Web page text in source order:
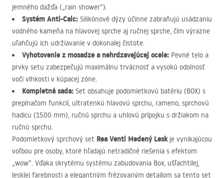
jemného dažďa („rain shower”).
Systém Anti-Calc: Silikónové dýzy účinne zabraňujú usádzaniu
vodného kameňa na hlavovej sprche aj ručnej sprche, čím výrazne
uľahčujú ich udržiavanie v dokonalej čistote.
Vyhotovenie z mosadze a nehrdzavejúcej ocele: Pevné telo a
prvky setu zabezpečujú maximálnu trvácnosť a vysokú odolnosť
voči vlhkosti v kúpacej zóne.
Kompletná sada: Set obsahuje podomietkovú batériu (BOX) s
prepínačom funkcií, ultratenkú hlavovú sprchu, rameno, sprchovú
hadicu (1500 mm), ručnú sprchu a uhlovú prípojku s držiakom na
ručnú sprchu.
Podomietkový sprchový set Rea Venti Medený Leskje vynikajúcou
voľbou pre osoby, ktoré hľadajú netradičné riešenia s efektom
„wow”. Vďaka skrytému systému zabudovania Box, ušľachtilej,
lesklej farebnosti a elegantným frézovaným detailom sa tento set